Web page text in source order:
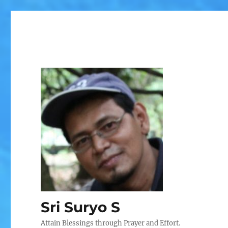
Sri Suryo S
Attain Blessings through Prayer and Effort.